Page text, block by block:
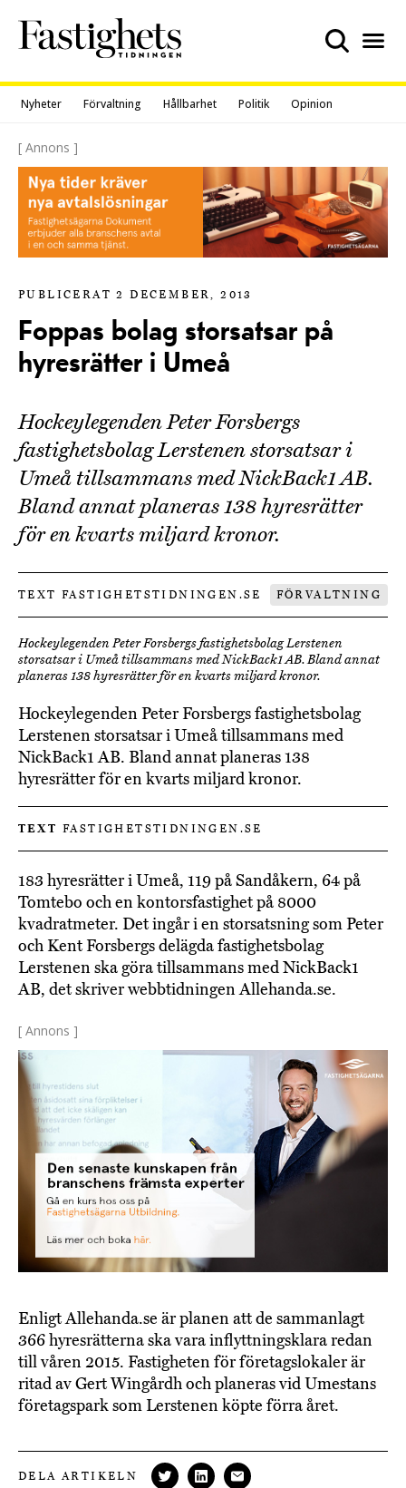
content
Nyheter Förvaltning Hållbarhet Politik Opinion
[ Annons ]
PUBLICERAT 2 DECEMBER, 2013
Foppas bolag storsatsar på
hyresrätter i Umeå
Hockeylegenden Peter Forsbergs
fastighetsbolag Lerstenen storsatsar i
Umeå tillsammans med NickBack1 AB.
Bland annat planeras 138 hyresrätter
för en kvarts miljard kronor.
TEXT FASTIGHETSTIDNINGEN.SE FÖRVALTNING
Hockeylegenden Peter Forsbergs fastighetsbolag Lerstenen
storsatsar i Umeå tillsammans med NickBack1 AB. Bland annat
planeras 138 hyresrätter för en kvarts miljard kronor.
Hockeylegenden Peter Forsbergs fastighetsbolag
Lerstenen storsatsar i Umeå tillsammans med
NickBack1 AB. Bland annat planeras 138
hyresrätter för en kvarts miljard kronor.
TEXT FASTIGHETSTIDNINGEN.SE
183 hyresrätter i Umeå, 119 på Sandåkern, 64 på
Tomtebo och en kontorsfastighet på 8000
kvadratmeter. Det ingår i en storsatsning som Peter
och Kent Forsbergs delägda fastighetsbolag
Lerstenen ska göra tillsammans med NickBack1
AB, det skriver webbtidningen Allehanda.se.
[ Annons ]
Enligt Allehanda.se är planen att de sammanlagt
366 hyresrätterna ska vara inflyttningsklara redan
till våren 2015. Fastigheten för företagslokaler är
ritad av Gert Wingårdh och planeras vid Umestans
företagspark som Lerstenen köpte förra året.
DELA ARTIKELN